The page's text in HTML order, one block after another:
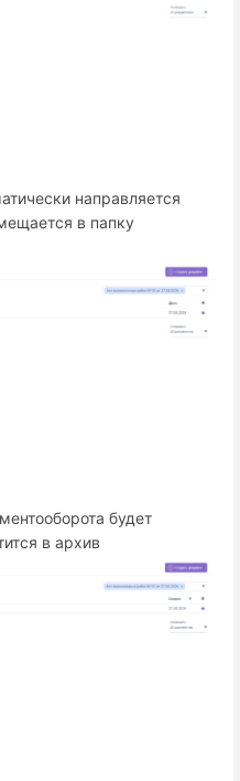
направляется
в папку
будет
в архив